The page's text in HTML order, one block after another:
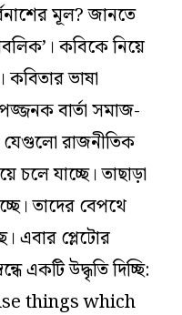
মূল? জানতে
কবিকে নিয়ে
কবিতার ভাষা
বার্তা সমাজ-
যেগুলো রাজনীতিক
যাচ্ছে। তাছাড়া
তাদের বেপথে
এবার প্লেটোর
একটি উদ্ধৃতি দিচ্ছি:
things which